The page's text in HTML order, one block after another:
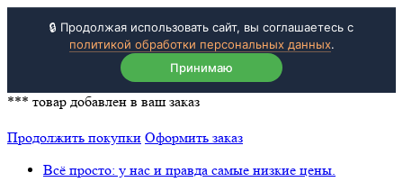
🔒 Продолжая использовать сайт, вы соглашаетесь с
политикой обработки персональных данных.
Принимаю
*** товар добавлен в ваш заказ
Продолжить покупки Оформить заказ
Всё просто: у нас и правда самые низкие цены.